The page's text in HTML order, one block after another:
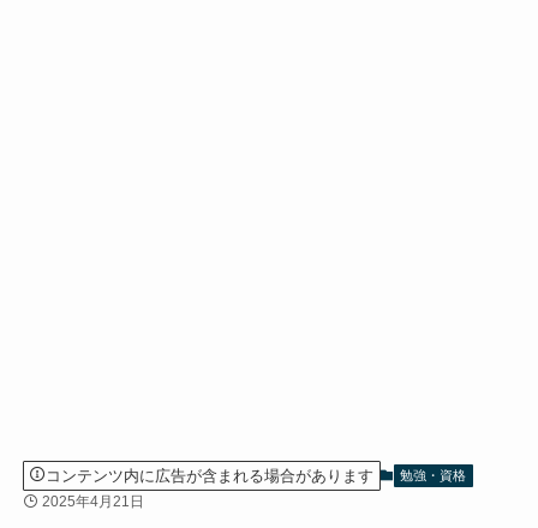
コンテンツ内に広告が含まれる場合があります 勉強・資格
2025年4月21日